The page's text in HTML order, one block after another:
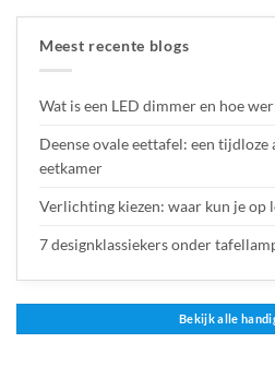
Meest recente blogs
Wat is een LED dimmer en hoe
Deense ovale eettafel: een
eetkamer
Verlichting kiezen: waar kun je op
7 designklassiekers onder
Bekijk alle